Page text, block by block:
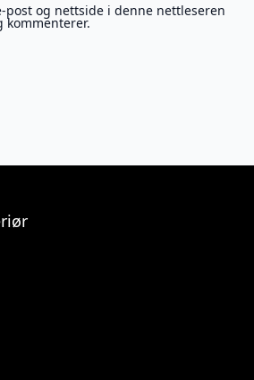
post og nettside i denne nettleseren
kommenterer.